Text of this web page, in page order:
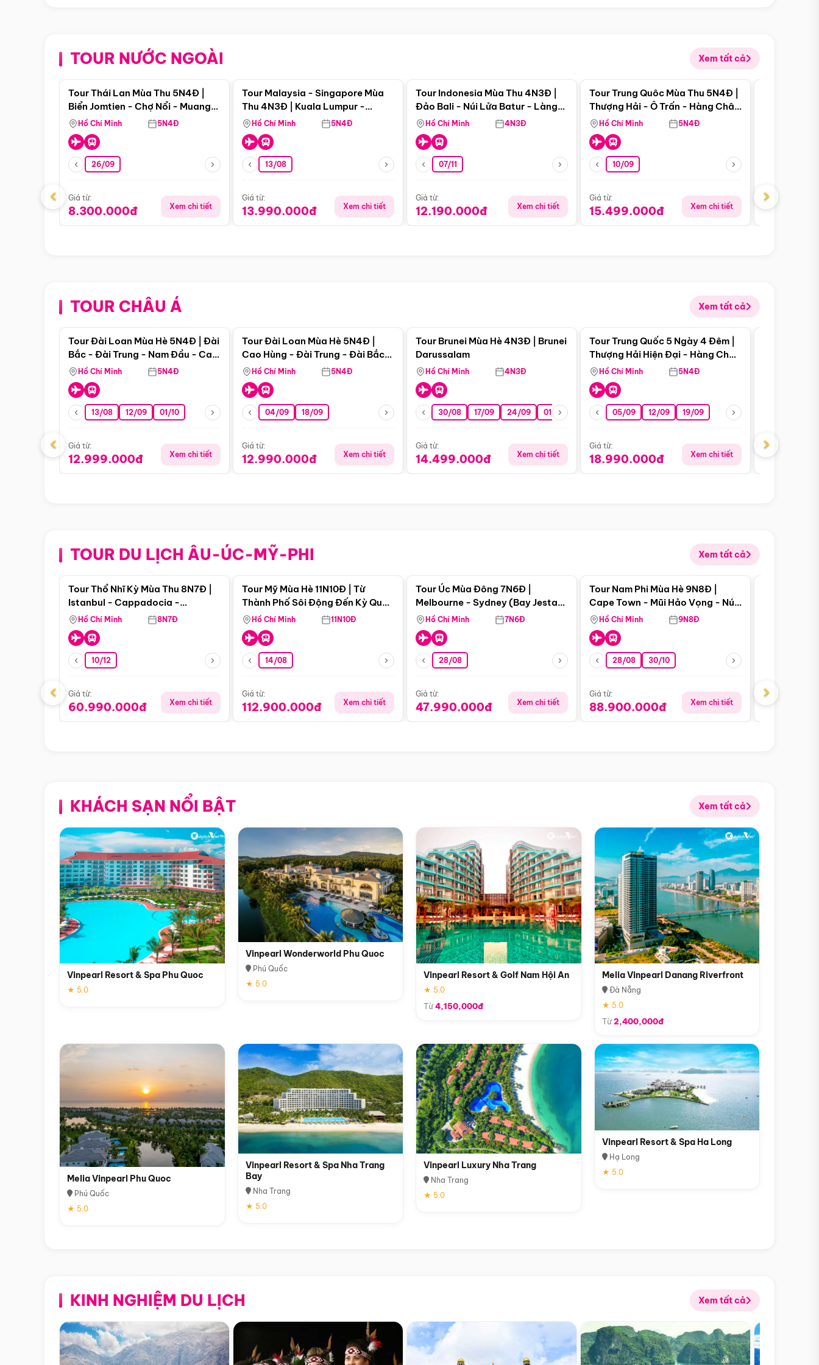
TOUR NƯỚC NGOÀI Xem tất cả
Điểm nổi bật
Tour Thái Lan Mùa Thu 5N4Đ |
Biển Jomtien - Chợ Nổi - Muang
Boran - Suanthai (Bay Vietnam
Airlines)
Hồ Chí Minh 5N4Đ
26/09
Giá từ:
8.300.000đ Xem chi tiết
Tour Malaysia - Singapore Mùa
Thu 4N3Đ | Kuala Lumpur -
Malacca - Johor Baru -
Singapore
Hồ Chí Minh 5N4Đ
13/08
Giá từ:
13.990.000đ Xem chi tiết
Tour Indonesia Mùa Thu 4N3Đ |
Đảo Bali - Núi Lửa Batur - Làng
Penglipuran
Hồ Chí Minh 4N3Đ
07/11
Giá từ:
12.190.000đ Xem chi tiết
Điểm nổi bật
Tour Trung Quôc Mùa Thu 5N4Đ |
Thượng Hải - Ô Trấn - Hàng Châu
(Tour Không Shopping)
Hồ Chí Minh 5N4Đ
10/09
Giá từ:
15.499.000đ Xem chi tiết
Giá từ:
‹ ›
TOUR CHÂU Á Xem tất cả
Điểm nổi bật
Tour Đài Loan Mùa Hè 5N4Đ | Đài
Bắc - Đài Trung - Nam Đầu - Cao
Hùng ( Bay Vn)
Hồ Chí Minh 5N4Đ
13/08 12/09 01/10
Giá từ:
12.999.000đ Xem chi tiết
Tour Đài Loan Mùa Hè 5N4Đ |
Cao Hùng - Đài Trung - Đài Bắc
(Bay Vj)
Hồ Chí Minh 5N4Đ
04/09 18/09
Giá từ:
12.990.000đ Xem chi tiết
Tour Brunei Mùa Hè 4N3Đ | Brunei
Darussalam
Hồ Chí Minh 4N3Đ
30/08 17/09 24/09 01/10 15/10 29/10
Giá từ:
14.499.000đ Xem chi tiết
Điểm nổi bật
Tour Trung Quốc 5 Ngày 4 Đêm |
Thượng Hải Hiện Đại - Hàng Châu
Nên Thơ - Ô Trấn Cổ Kính
Hồ Chí Minh 5N4Đ
05/09 12/09 19/09
Giá từ:
18.990.000đ Xem chi tiết
Giá từ:
‹ ›
TOUR DU LỊCH ÂU-ÚC-MỸ-PHI Xem tất cả
Điểm nổi bật
Tour Thổ Nhĩ Kỳ Mùa Thu 8N7Đ |
Istanbul - Cappadocia -
Pamukkale
Hồ Chí Minh 8N7Đ
10/12
Giá từ:
60.990.000đ Xem chi tiết
Tour Mỹ Mùa Hè 11N10Đ | Từ
Thành Phố Sôi Động Đến Kỳ Quan
Thiên Nhiên Mỹ
Hồ Chí Minh 11N10Đ
14/08
Giá từ:
112.900.000đ Xem chi tiết
Tour Úc Mùa Đông 7N6Đ |
Melbourne - Sydney (Bay Jestar
Airways)
Hồ Chí Minh 7N6Đ
28/08
Giá từ:
47.990.000đ Xem chi tiết
Điểm nổi bật
Tour Nam Phi Mùa Hè 9N8Đ |
Cape Town - Mũi Hảo Vọng - Núi
Bàn - Johannesburg - Pretoria -
Safari - Lodge
Hồ Chí Minh 9N8Đ
28/08 30/10
Giá từ:
88.900.000đ Xem chi tiết
Giá từ:
‹ ›
KHÁCH SẠN NỔI BẬT Xem tất cả
Vinpearl Resort & Spa Phu Quoc
★ 5.0
Vinpearl Wonderworld Phu Quoc
Phú Quốc
★ 5.0
Vinpearl Resort & Golf Nam Hội An
★ 5.0
Từ4,150,000đ
Melia Vinpearl Danang Riverfront
Đà Nẵng
★ 5.0
Từ2,400,000đ
Melia Vinpearl Phu Quoc
Phú Quốc
★ 5.0
Vinpearl Resort & Spa Nha Trang
Bay
Nha Trang
★ 5.0
Vinpearl Luxury Nha Trang
Nha Trang
★ 5.0
Vinpearl Resort & Spa Ha Long
Hạ Long
★ 5.0
KINH NGHIỆM DU LỊCH Xem tất cả